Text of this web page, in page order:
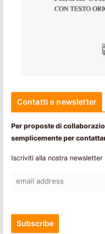
Contatti e newsletter
Per proposte di
semplicemente per
Iscriviti alla nostra newsletter